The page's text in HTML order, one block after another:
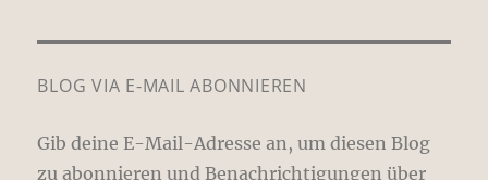
BLOG VIA E-MAIL ABONNIEREN
Gib deine E-Mail-Adresse an, um diesen Blog
zu abonnieren und Benachrichtigungen über